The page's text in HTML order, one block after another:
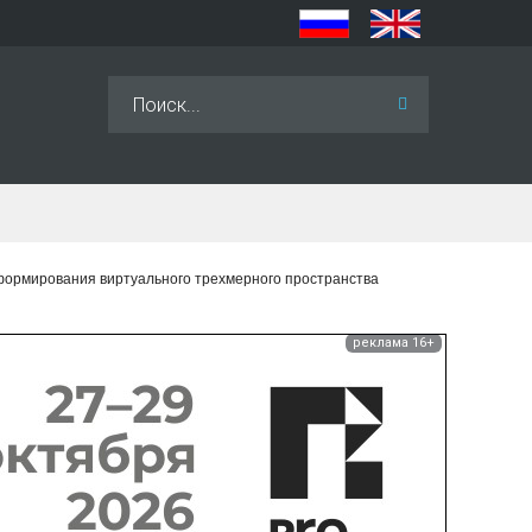
виртуального трехмерного пространства
реклама 16+